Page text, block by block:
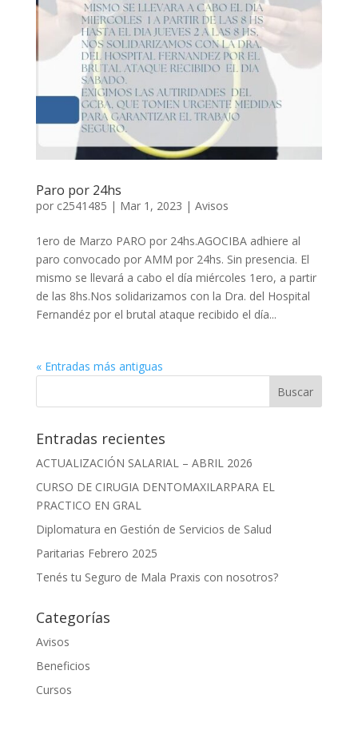
Paro por 24hs
por c2541485 | Mar 1, 2023 | Avisos
1ero de Marzo PARO por 24hs.AGOCIBA adhiere al
paro convocado por AMM por 24hs. Sin presencia. El
mismo se llevará a cabo el día miércoles 1ero, a partir
de las 8hs.Nos solidarizamos con la Dra. del Hospital
Fernandéz por el brutal ataque recibido el día...
« Entradas más antiguas
Entradas recientes
ACTUALIZACIÓN SALARIAL – ABRIL 2026
CURSO DE CIRUGIA DENTOMAXILARPARA EL
PRACTICO EN GRAL
Diplomatura en Gestión de Servicios de Salud
Paritarias Febrero 2025
Tenés tu Seguro de Mala Praxis con nosotros?
Categorías
Avisos
Beneficios
Cursos